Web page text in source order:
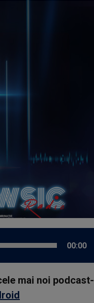
00:00
mai noi podcast-